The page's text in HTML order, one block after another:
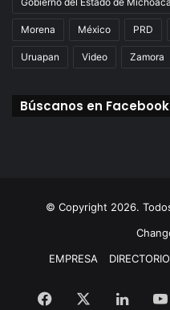
Morena México PRD
Uruapan Video Zamora
Búscanos en Facebook
© Copyright 2026.
EMPRESA
DIRECTORIO
Facebook